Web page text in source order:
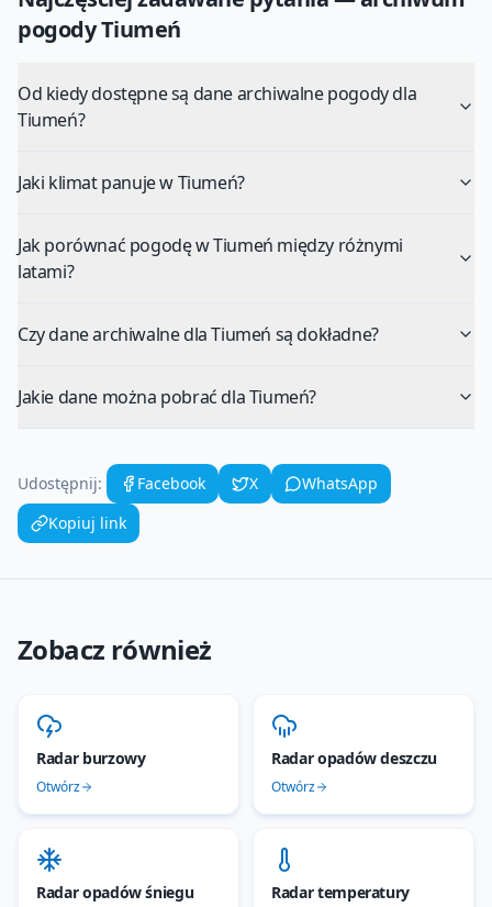
pogodyTiumeń
Od kiedy dostępne są dane archiwalne pogody dla
Tiumeń?
Jaki klimat panuje w Tiumeń?
Jak porównać pogodę w Tiumeń między różnymi
latami?
Czy dane archiwalne dla Tiumeń są dokładne?
Jakie dane można pobrać dla Tiumeń?
Udostępnij: Facebook X
WhatsApp
Kopiuj link
Zobacz również
Radar burzowy
Otwórz
Radar opadów deszczu
Otwórz
Radar opadów śniegu Radar temperatury